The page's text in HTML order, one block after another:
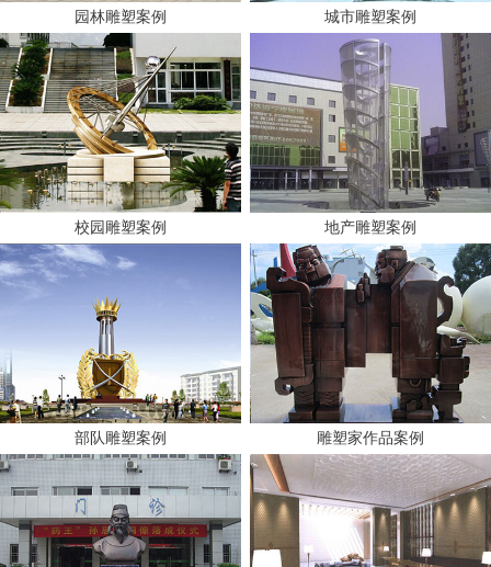
园林雕塑案例
校园雕塑案例
部队雕塑案例
城市雕塑案例
地产雕塑案例
雕塑家作品案例